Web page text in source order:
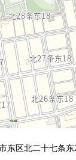
东区北二十七条东